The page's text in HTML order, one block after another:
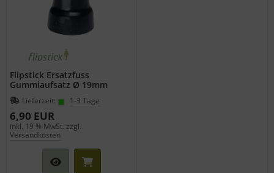
Flipstick Ersatzfuss
Gummiaufsatz Ø 19mm
Lieferzeit: 1-3 Tage
6,90 EUR
inkl. 19 % MwSt. zzgl.
Versandkosten